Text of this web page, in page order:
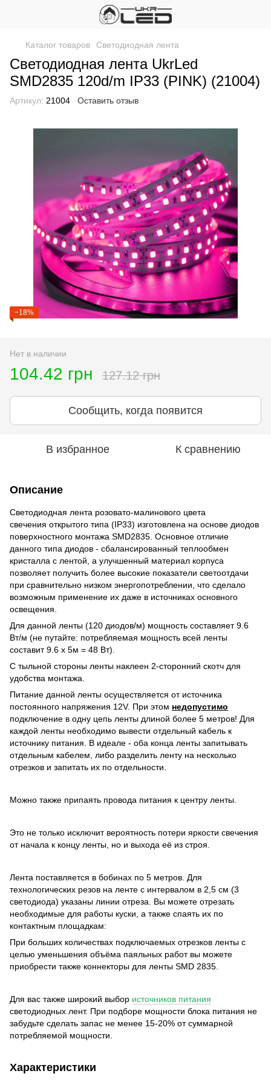
Каталог товаров Светодиодная лента
Светодиодная лента UkrLed
SMD2835 120d/m IP33 (PINK) (21004)
Артикул: 21004 Оставить отзыв
−18%
Нет в наличии
104.42 грн 127.12 грн
Сообщить, когда появится
В избранное К сравнению
Описание
Светодиодная лента розовато-малинового цвета
свечения открытого типа (IP33) изготовлена на основе диодов
поверхностного монтажа SMD2835. Основное отличие
данного типа диодов - сбалансированный теплообмен
кристалла с лентой, а улучшенный материал корпуса
позволяет получить более высокие показатели светоотдачи
при сравнительно низком энергопотреблении, что сделало
возможным применение их даже в источниках основного
освещения.
Для данной ленты (120 диодов/м) мощность составляет 9.6
Вт/м (не путайте: потребляемая мощность всей ленты
составит 9.6 х 5м = 48 Вт).
С тыльной стороны ленты наклеен 2-сторонний скотч для
удобства монтажа.
Питание данной ленты осуществляется от источника
постоянного напряжения 12V. При этом недопустимо
подключение в одну цепь ленты длиной более 5 метров! Для
каждой ленты необходимо вывести отдельный кабель к
источнику питания. В идеале - оба конца ленты запитывать
отдельным кабелем, либо разделить ленту на несколько
отрезков и запитать их по отдельности.
Можно также припаять провода питания к центру ленты.
Это не только исключит вероятность потери яркости свечения
от начала к концу ленты, но и выхода её из строя.
Лента поставляется в бобинах по 5 метров. Для
технологических резов на ленте с интервалом в 2,5 см (3
светодиода) указаны линии отреза. Вы можете отрезать
необходимые для работы куски, а также спаять их по
контактным площадкам:
При больших количествах подключаемых отрезков ленты с
целью уменьшения объёма паяльных работ вы можете
приобрести также коннекторы для ленты SMD 2835.
Для вас также широкий выбор источников питания
светодиодных лент. При подборе мощности блока питания не
забудьте сделать запас не менее 15-20% от суммарной
потребляемой мощности.
Характеристики